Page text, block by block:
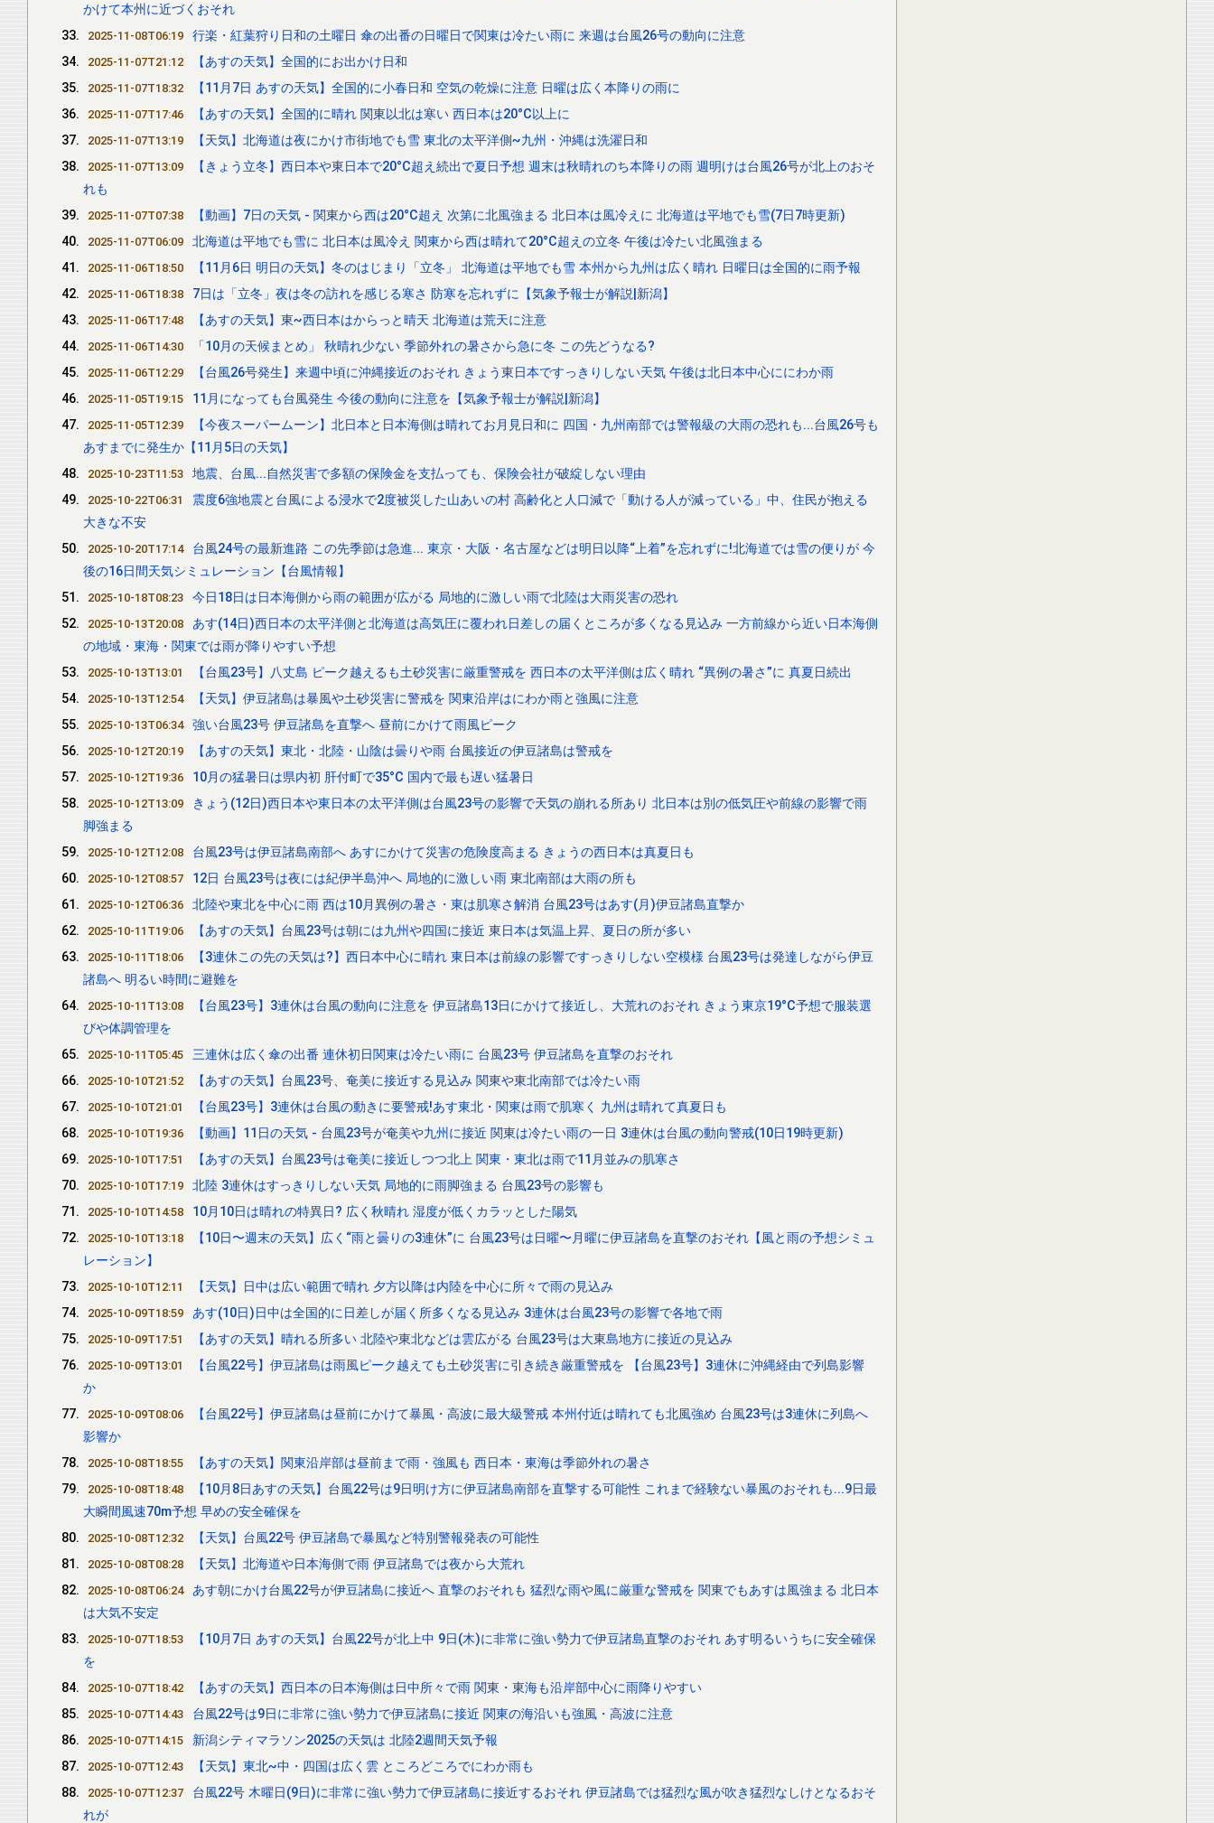
かけて本州に近づくおそれ
2025-11-08T06:19 行楽・紅葉狩り日和の土曜日 傘の出番の日曜日で関東は冷たい雨に 来週は台風26号の動向に注意
2025-11-07T21:12 【あすの天気】全国的にお出かけ日和
2025-11-07T18:32 【11月7日 あすの天気】全国的に小春日和 空気の乾燥に注意 日曜は広く本降りの雨に
2025-11-07T17:46 【あすの天気】全国的に晴れ 関東以北は寒い 西日本は20°C以上に
2025-11-07T13:19 【天気】北海道は夜にかけ市街地でも雪 東北の太平洋側~九州・沖縄は洗濯日和
2025-11-07T13:09
【きょう立冬】西日本や東日本で20°C超え続出で夏日予想 週末は秋晴れのち本降りの雨 週明けは台風26号が北上のおそ
れも
2025-11-07T07:38 【動画】7日の天気 - 関東から西は20°C超え 次第に北風強まる 北日本は風冷えに 北海道は平地でも雪(7日7時更新)
2025-11-07T06:09 北海道は平地でも雪に 北日本は風冷え 関東から西は晴れて20°C超えの立冬 午後は冷たい北風強まる
2025-11-06T18:50 【11月6日 明日の天気】冬のはじまり「立冬」 北海道は平地でも雪 本州から九州は広く晴れ 日曜日は全国的に雨予報
2025-11-06T18:38 7日は「立冬」夜は冬の訪れを感じる寒さ 防寒を忘れずに【気象予報士が解説|新潟】
2025-11-06T17:48 【あすの天気】東~西日本はからっと晴天 北海道は荒天に注意
2025-11-06T14:30 「10月の天候まとめ」 秋晴れ少ない 季節外れの暑さから急に冬 この先どうなる?
2025-11-06T12:29 【台風26号発生】来週中頃に沖縄接近のおそれ きょう東日本ですっきりしない天気 午後は北日本中心ににわか雨
2025-11-05T19:15 11月になっても台風発生 今後の動向に注意を【気象予報士が解説|新潟】
2025-11-05T12:39
【今夜スーパームーン】北日本と日本海側は晴れてお月見日和に 四国・九州南部では警報級の大雨の恐れも...台風26号も
あすまでに発生か【11月5日の天気】
2025-10-23T11:53 地震、台風...自然災害で多額の保険金を支払っても、保険会社が破綻しない理由
2025-10-22T06:31
震度6強地震と台風による浸水で2度被災した山あいの村 高齢化と人口減で「動ける人が減っている」中、住民が抱える
大きな不安
2025-10-20T17:14
台風24号の最新進路 この先季節は急進... 東京・大阪・名古屋などは明日以降“上着”を忘れずに!北海道では雪の便りが 今
後の16日間天気シミュレーション【台風情報】
2025-10-18T08:23 今日18日は日本海側から雨の範囲が広がる 局地的に激しい雨で北陸は大雨災害の恐れ
2025-10-13T20:08
あす(14日)西日本の太平洋側と北海道は高気圧に覆われ日差しの届くところが多くなる見込み 一方前線から近い日本海側
の地域・東海・関東では雨が降りやすい予想
2025-10-13T13:01 【台風23号】八丈島 ピーク越えるも土砂災害に厳重警戒を 西日本の太平洋側は広く晴れ “異例の暑さ”に 真夏日続出
2025-10-13T12:54 【天気】伊豆諸島は暴風や土砂災害に警戒を 関東沿岸はにわか雨と強風に注意
2025-10-13T06:34 強い台風23号 伊豆諸島を直撃へ 昼前にかけて雨風ピーク
2025-10-12T20:19 【あすの天気】東北・北陸・山陰は曇りや雨 台風接近の伊豆諸島は警戒を
2025-10-12T19:36 10月の猛暑日は県内初 肝付町で35°C 国内で最も遅い猛暑日
2025-10-12T13:09
きょう(12日)西日本や東日本の太平洋側は台風23号の影響で天気の崩れる所あり 北日本は別の低気圧や前線の影響で雨
脚強まる
2025-10-12T12:08 台風23号は伊豆諸島南部へ あすにかけて災害の危険度高まる きょうの西日本は真夏日も
2025-10-12T08:57 12日 台風23号は夜には紀伊半島沖へ 局地的に激しい雨 東北南部は大雨の所も
2025-10-12T06:36 北陸や東北を中心に雨 西は10月異例の暑さ・東は肌寒さ解消 台風23号はあす(月)伊豆諸島直撃か
2025-10-11T19:06 【あすの天気】台風23号は朝には九州や四国に接近 東日本は気温上昇、夏日の所が多い
2025-10-11T18:06
【3連休この先の天気は?】西日本中心に晴れ 東日本は前線の影響ですっきりしない空模様 台風23号は発達しながら伊豆
諸島へ 明るい時間に避難を
2025-10-11T13:08
【台風23号】3連休は台風の動向に注意を 伊豆諸島13日にかけて接近し、大荒れのおそれ きょう東京19°C予想で服装選
びや体調管理を
2025-10-11T05:45 三連休は広く傘の出番 連休初日関東は冷たい雨に 台風23号 伊豆諸島を直撃のおそれ
2025-10-10T21:52 【あすの天気】台風23号、奄美に接近する見込み 関東や東北南部では冷たい雨
2025-10-10T21:01 【台風23号】3連休は台風の動きに要警戒!あす東北・関東は雨で肌寒く 九州は晴れて真夏日も
2025-10-10T19:36 【動画】11日の天気 - 台風23号が奄美や九州に接近 関東は冷たい雨の一日 3連休は台風の動向警戒(10日19時更新)
2025-10-10T17:51 【あすの天気】台風23号は奄美に接近しつつ北上 関東・東北は雨で11月並みの肌寒さ
2025-10-10T17:19 北陸 3連休はすっきりしない天気 局地的に雨脚強まる 台風23号の影響も
2025-10-10T14:58 10月10日は晴れの特異日? 広く秋晴れ 湿度が低くカラッとした陽気
2025-10-10T13:18
【10日〜週末の天気】広く“雨と曇りの3連休”に 台風23号は日曜〜月曜に伊豆諸島を直撃のおそれ【風と雨の予想シミュ
レーション】
2025-10-10T12:11 【天気】日中は広い範囲で晴れ 夕方以降は内陸を中心に所々で雨の見込み
2025-10-09T18:59 あす(10日)日中は全国的に日差しが届く所多くなる見込み 3連休は台風23号の影響で各地で雨
2025-10-09T17:51 【あすの天気】晴れる所多い 北陸や東北などは雲広がる 台風23号は大東島地方に接近の見込み
2025-10-09T13:01
【台風22号】伊豆諸島は雨風ピーク越えても土砂災害に引き続き厳重警戒を 【台風23号】3連休に沖縄経由で列島影響
か
2025-10-09T08:06
【台風22号】伊豆諸島は昼前にかけて暴風・高波に最大級警戒 本州付近は晴れても北風強め 台風23号は3連休に列島へ
影響か
2025-10-08T18:55 【あすの天気】関東沿岸部は昼前まで雨・強風も 西日本・東海は季節外れの暑さ
2025-10-08T18:48
【10月8日あすの天気】台風22号は9日明け方に伊豆諸島南部を直撃する可能性 これまで経験ない暴風のおそれも...9日最
大瞬間風速70m予想 早めの安全確保を
2025-10-08T12:32 【天気】台風22号 伊豆諸島で暴風など特別警報発表の可能性
2025-10-08T08:28 【天気】北海道や日本海側で雨 伊豆諸島では夜から大荒れ
2025-10-08T06:24
あす朝にかけ台風22号が伊豆諸島に接近へ 直撃のおそれも 猛烈な雨や風に厳重な警戒を 関東でもあすは風強まる 北日本
は大気不安定
2025-10-07T18:53
【10月7日 あすの天気】台風22号が北上中 9日(木)に非常に強い勢力で伊豆諸島直撃のおそれ あす明るいうちに安全確保
を
2025-10-07T18:42 【あすの天気】西日本の日本海側は日中所々で雨 関東・東海も沿岸部中心に雨降りやすい
2025-10-07T14:43 台風22号は9日に非常に強い勢力で伊豆諸島に接近 関東の海沿いも強風・高波に注意
2025-10-07T14:15 新潟シティマラソン2025の天気は 北陸2週間天気予報
2025-10-07T12:43 【天気】東北~中・四国は広く雲 ところどころでにわか雨も
2025-10-07T12:37
台風22号 木曜日(9日)に非常に強い勢力で伊豆諸島に接近するおそれ 伊豆諸島では猛烈な風が吹き猛烈なしけとなるおそ
れが